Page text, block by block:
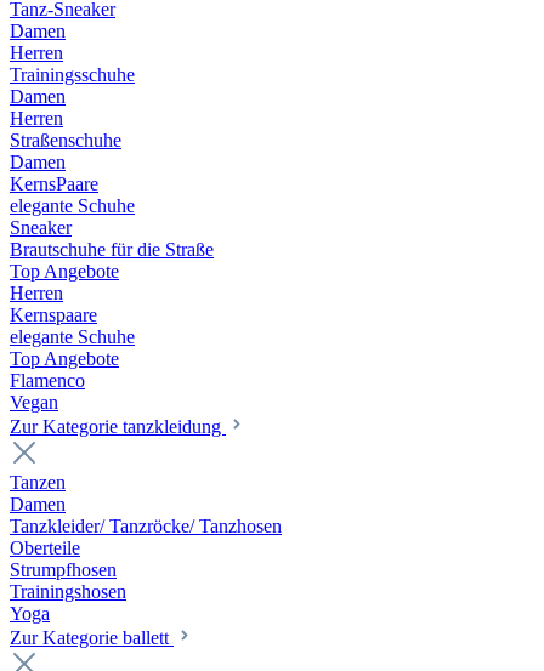
Tanz-Sneaker
Damen
Herren
Trainingsschuhe
Damen
Herren
Straßenschuhe
Damen
KernsPaare
elegante Schuhe
Sneaker
Brautschuhe für die Straße
Top Angebote
Herren
Kernspaare
elegante Schuhe
Top Angebote
Flamenco
Vegan
Zur Kategorie tanzkleidung
Tanzen
Damen
Tanzkleider/ Tanzröcke/ Tanzhosen
Oberteile
Strumpfhosen
Trainingshosen
Yoga
Zur Kategorie ballett